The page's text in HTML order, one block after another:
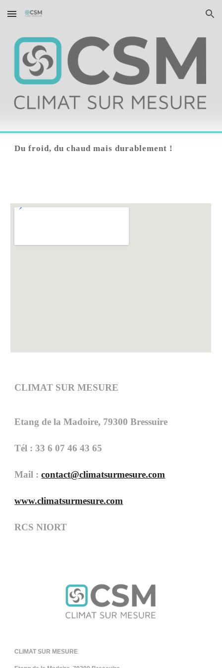
Skip to main content Skip to navigation
Du froid, du chaud mais durablement !
CLIMAT SUR MESURE
Etang de la Madoire, 79300 Bressuire
Tél : 33 6 07 46 43 65
Mail : contact@climatsurmesure.com
www.climatsurmesure.com
RCS NIORT
CLIMAT SUR MESURE